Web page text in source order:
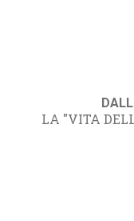
LA "VITA